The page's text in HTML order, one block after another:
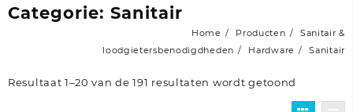
Categorie: Sanitair
Home Producten
Sanitair &
loodgietersbenodigdheden
Hardware Sanitair
Resultaat 1–20 van de 191 resultaten wordt getoond